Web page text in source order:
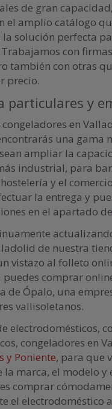
de gran
el amplio catálogo
solución perfecta
con
también con otras
precio.
particulares y
en
una gama
ampliar la
industrial, para
y el
la entrega y
en el apartado de
de nuestra
vistazo al folleto
comprar
de Ópalo, una
vallisoletanos.
electrodomésticos,
congeladores en
y Poniente, para que
la marca, el modelo
comprar
el electrodoméstico